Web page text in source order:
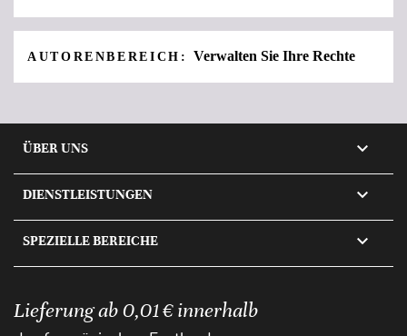
AUTORENBEREICH: Verwalten Sie Ihre Rechte
ÜBER UNS 
DIENSTLEISTUNGEN 
SPEZIELLE BEREICHE 
Lieferung ab 0,01 € innerhalb